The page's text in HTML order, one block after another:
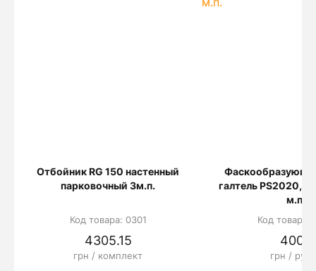
Отбойник RG 150 настенный
парковочный 3м.п.
Код товара: 0301
4305.15
грн / комплект
галтель PS2020,
м.п.
Код товара:
4000
грн /